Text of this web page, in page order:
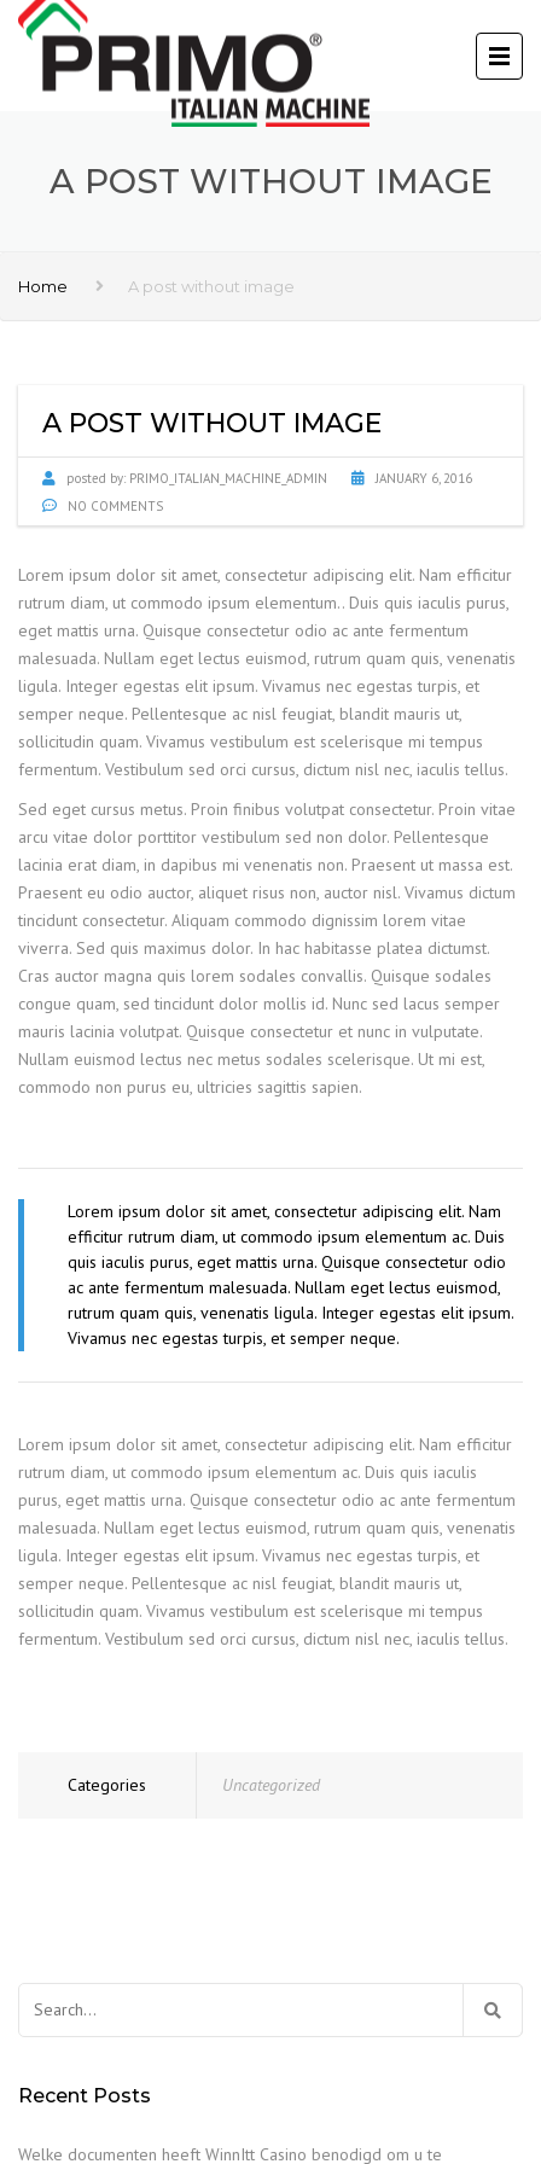
A POST WITHOUT IMAGE
Home A post without image
A POST WITHOUT IMAGE
posted by: PRIMO_ITALIAN_MACHINE_ADMIN
JANUARY 6, 2016
NO COMMENTS
Lorem ipsum dolor sit amet, consectetur adipiscing elit. Nam efficitur
rutrum diam, ut commodo ipsum elementum.. Duis quis iaculis purus,
eget mattis urna. Quisque consectetur odio ac ante fermentum
malesuada. Nullam eget lectus euismod, rutrum quam quis, venenatis
ligula. Integer egestas elit ipsum. Vivamus nec egestas turpis, et
semper neque. Pellentesque ac nisl feugiat, blandit mauris ut,
sollicitudin quam. Vivamus vestibulum est scelerisque mi tempus
fermentum. Vestibulum sed orci cursus, dictum nisl nec, iaculis tellus.
Sed eget cursus metus. Proin finibus volutpat consectetur. Proin vitae
arcu vitae dolor porttitor vestibulum sed non dolor. Pellentesque
lacinia erat diam, in dapibus mi venenatis non. Praesent ut massa est.
Praesent eu odio auctor, aliquet risus non, auctor nisl. Vivamus dictum
tincidunt consectetur. Aliquam commodo dignissim lorem vitae
viverra. Sed quis maximus dolor. In hac habitasse platea dictumst.
Cras auctor magna quis lorem sodales convallis. Quisque sodales
congue quam, sed tincidunt dolor mollis id. Nunc sed lacus semper
mauris lacinia volutpat. Quisque consectetur et nunc in vulputate.
Nullam euismod lectus nec metus sodales scelerisque. Ut mi est,
commodo non purus eu, ultricies sagittis sapien.
Lorem ipsum dolor sit amet, consectetur adipiscing elit. Nam
efficitur rutrum diam, ut commodo ipsum elementum ac. Duis
quis iaculis purus, eget mattis urna. Quisque consectetur odio
ac ante fermentum malesuada. Nullam eget lectus euismod,
rutrum quam quis, venenatis ligula. Integer egestas elit ipsum.
Vivamus nec egestas turpis, et semper neque.
Lorem ipsum dolor sit amet, consectetur adipiscing elit. Nam efficitur
rutrum diam, ut commodo ipsum elementum ac. Duis quis iaculis
purus, eget mattis urna. Quisque consectetur odio ac ante fermentum
malesuada. Nullam eget lectus euismod, rutrum quam quis, venenatis
ligula. Integer egestas elit ipsum. Vivamus nec egestas turpis, et
semper neque. Pellentesque ac nisl feugiat, blandit mauris ut,
sollicitudin quam. Vivamus vestibulum est scelerisque mi tempus
fermentum. Vestibulum sed orci cursus, dictum nisl nec, iaculis tellus.
Categories Uncategorized
for:
Recent Posts
Welke documenten heeft WinnItt Casino benodigd om u te